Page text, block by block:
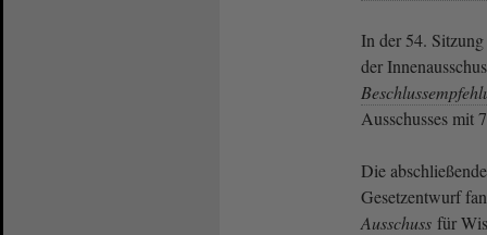
In der 54.
der
Ausschusses mit
Die
Gesetzentwurf
Ausschuss für